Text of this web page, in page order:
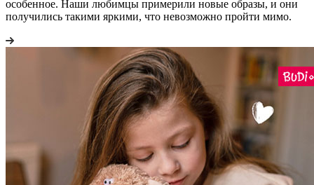
особенное. Наши любимцы примерили новые образы, и они
получились такими яркими, что невозможно пройти мимо.